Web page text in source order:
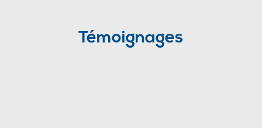
Témoignages